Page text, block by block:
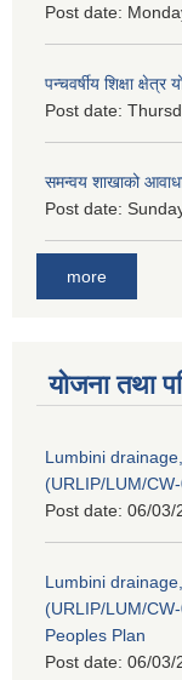
Post date:
पन्चवर्षीय शिक्षा
Post date:
समन्वय शाखाको
Post date:
more
योजना तथा
Lumbini
(URLIP/LUM/
Post date: 06/03/
Lumbini
(URLIP/LUM/
Peoples Plan
Post date: 06/03/